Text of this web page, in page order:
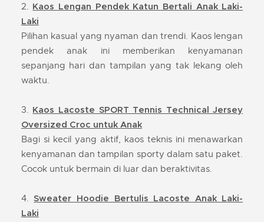
2. Kaos Lengan Pendek Katun Bertali Anak Laki-
Laki
Pilihan kasual yang nyaman dan trendi. Kaos lengan
pendek anak ini memberikan kenyamanan
sepanjang hari dan tampilan yang tak lekang oleh
waktu.
3. Kaos Lacoste SPORT Tennis Technical Jersey
Oversized Croc untuk Anak
Bagi si kecil yang aktif, kaos teknis ini menawarkan
kenyamanan dan tampilan sporty dalam satu paket.
Cocok untuk bermain di luar dan beraktivitas.
4.Sweater Hoodie Bertulis Lacoste Anak Laki-
Laki